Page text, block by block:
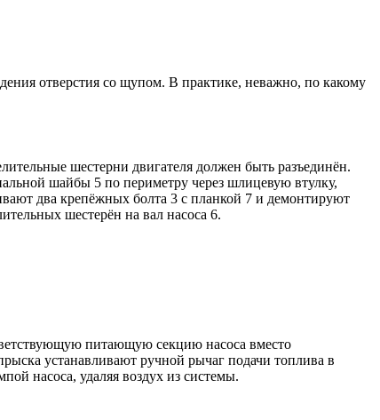
отверстия со щупом. В практике, неважно, по какому
шестерни двигателя должен быть разъединён.
шайбы 5 по периметру через шлицевую втулку,
два крепёжных болта 3 с планкой 7 и демонтируют
шестерён на вал насоса 6.
питающую секцию насоса вместо
устанавливают ручной рычаг подачи топлива в
насоса, удаляя воздух из системы.